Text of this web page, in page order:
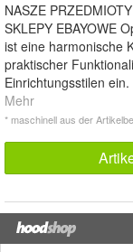
NASZE
SKLEPY EBAYOWE
ist eine harmonische
praktischer
Einrichtungsstilen
Mehr
* maschinell aus der